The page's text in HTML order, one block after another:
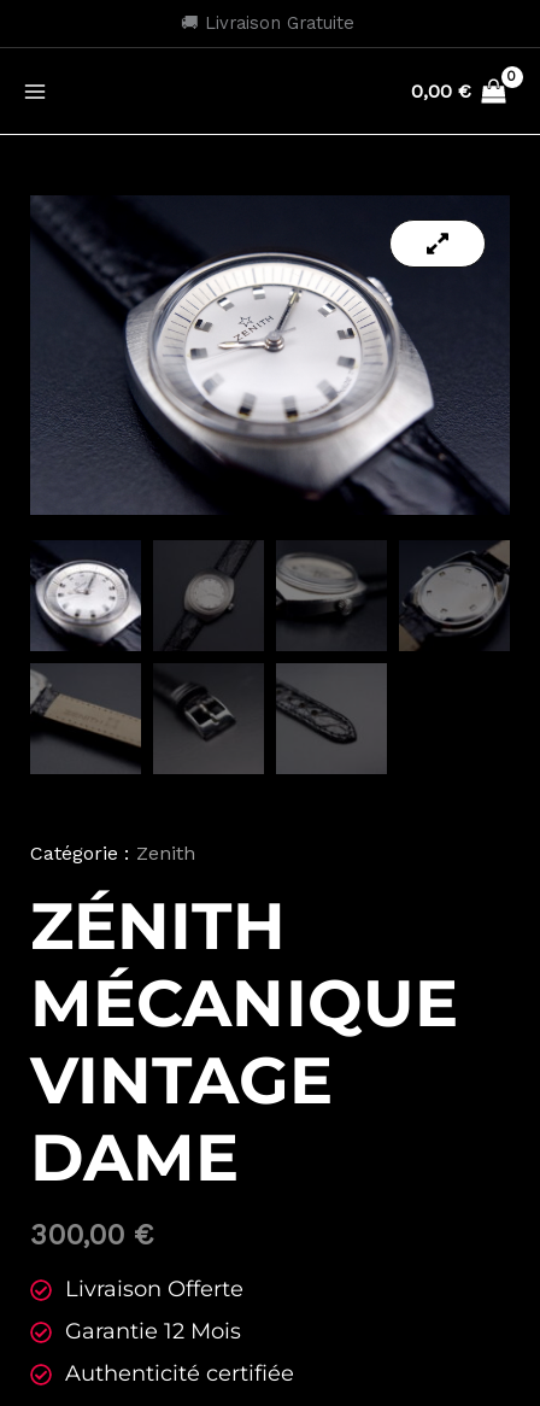
au
🚚 Livraison Gratuite
0,00 €
Catégorie : Zenith
ZÉNITH
MÉCANIQUE
VINTAGE
DAME
300,00 €
Livraison Offerte
Garantie 12 Mois
Authenticité certifiée